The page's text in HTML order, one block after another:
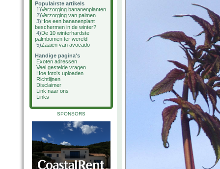
Populairste artikels
1)Verzorging bananenplanten
2)Verzorging van palmen
3)Hoe een bananenplant
beschermen in de winter?
4)De 10 winterhardste
palmbomen ter wereld
5)Zaaien van avocado
Handige pagina's
Exoten adressen
Veel gestelde vragen
Hoe foto's uploaden
Richtlijnen
Disclaimer
Link naar ons
Links
SPONSORS